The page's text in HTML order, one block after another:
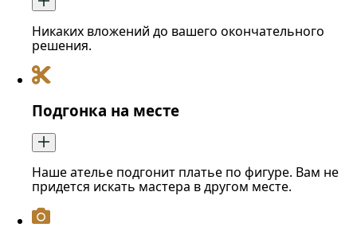
Никаких вложений до вашего окончательного
решения.
Подгонка на месте
Наше ателье подгонит платье по фигуре. Вам не
придется искать мастера в другом месте.